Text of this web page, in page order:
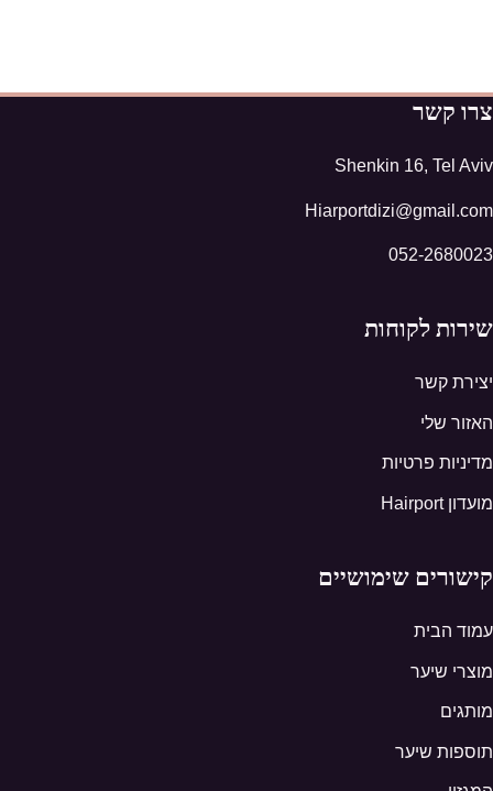
צרו קשר
Shenkin 16, Tel Aviv
Hiarportdizi@gmail.com
052-2680023
שירות לקוחות
יצירת קשר
האזור שלי
מדיניות פרטיות
מועדון Hairport
קישורים שימושיים
עמוד הבית
מוצרי שיער
מותגים
תוספות שיער